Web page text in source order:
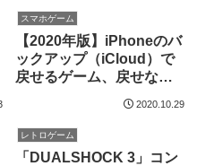
スマホゲーム
【2020年版】iPhoneのバ
ックアップ（iCloud）で
戻せるゲーム、戻せない
2020.10.29
レトロゲーム
「DUALSHOCK 3」コン